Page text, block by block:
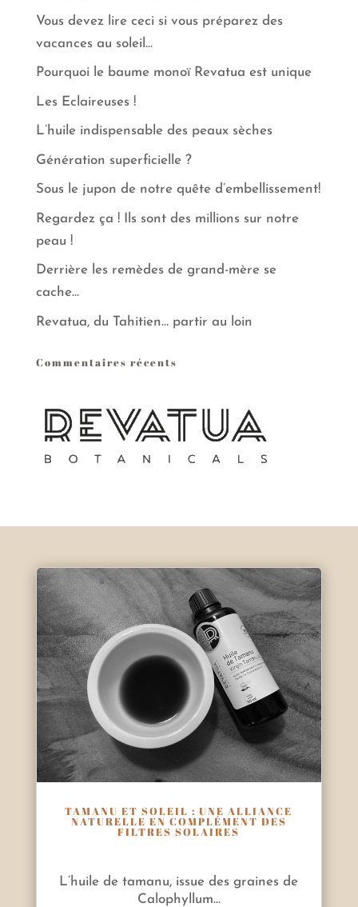
Vous devez lire ceci si vous préparez des
vacances au soleil…
Pourquoi le baume monoï Revatua est unique
Les Eclaireuses !
L’huile indispensable des peaux sèches
Génération superficielle ?
Sous le jupon de notre quête d’embellissement!
Regardez ça ! Ils sont des millions sur notre
peau !
Derrière les remèdes de grand-mère se
cache…
Revatua, du Tahitien… partir au loin
Commentaires récents
TAMANU ET SOLEIL : UNE ALLIANCE
NATURELLE EN COMPLÉMENT DES
FILTRES SOLAIRES
L’huile de tamanu, issue des graines de
Calophyllum...